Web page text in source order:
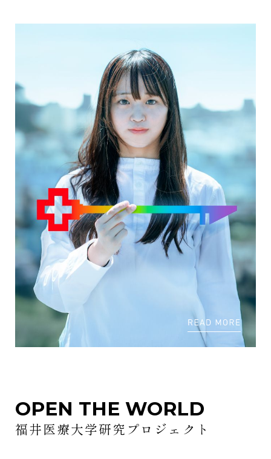
OPEN THE WORLD
福井医療大学研究プロジェクト